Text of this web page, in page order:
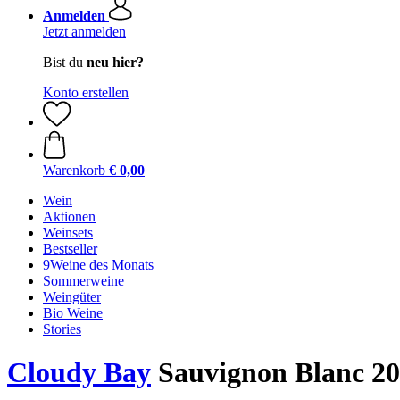
Anmelden
Jetzt anmelden
Bist du neu hier?
Konto erstellen
Warenkorb € 0,00
Wein
Aktionen
Weinsets
Bestseller
9Weine des Monats
Sommerweine
Weingüter
Bio Weine
Stories
Cloudy Bay Sauvignon Blanc